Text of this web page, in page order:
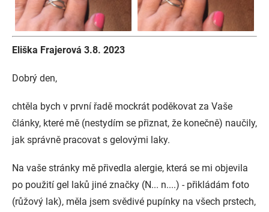
Eliška Frajerová 3.8. 2023
Dobrý den,
chtěla bych v první řadě mockrát poděkovat za Vaše
články, které mě (nestydím se přiznat, že konečně) naučily,
jak správně pracovat s gelovými laky.
Na vaše stránky mě přivedla alergie, která se mi objevila
po použití gel laků jiné značky (N... n....) - přikládám foto
(růžový lak), měla jsem svědivé pupínky na všech prstech,